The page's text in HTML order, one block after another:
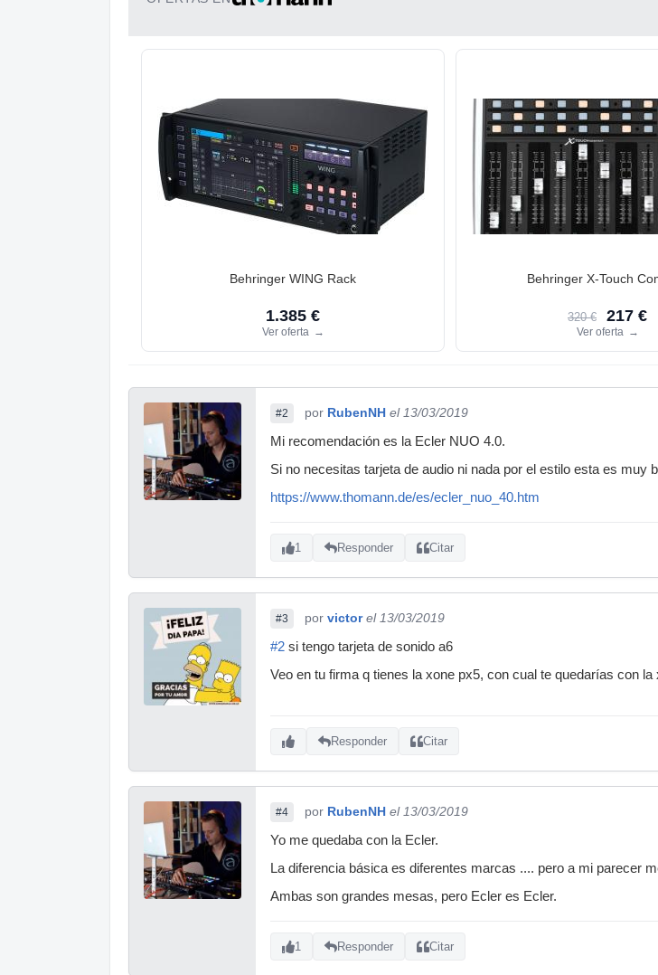
Behringer WING Rack
1.385 €
Ver oferta →
Behringer X-Touch
320 € 217 €
Ver oferta →
#2 por RubenNH el 13/03/2019
Mi recomendación es la Ecler NUO 4.0.
Si no necesitas tarjeta de audio ni nada por el estilo esta es muy
https://www.thomann.de/es/ecler_nuo_40.htm
1 Responder Citar
#3 por victor el 13/03/2019
#2 si tengo tarjeta de sonido a6
Veo en tu firma q tienes la xone px5, con cual te quedarías con
Responder Citar
#4 por RubenNH el 13/03/2019
Yo me quedaba con la Ecler.
La diferencia básica es diferentes marcas .... pero a mi parecer
Ambas son grandes mesas, pero Ecler es Ecler.
1 Responder Citar